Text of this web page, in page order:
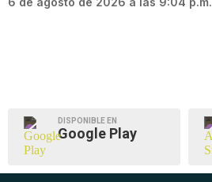
DISPONIBLE EN
Google Play